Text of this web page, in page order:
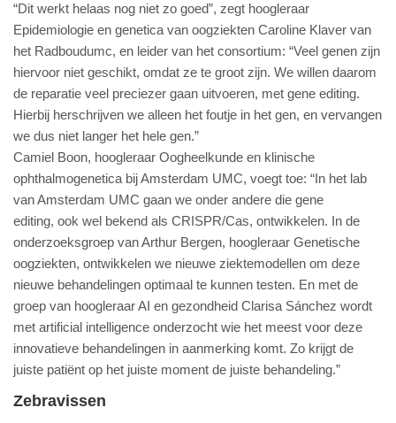
“Dit werkt helaas nog niet zo goed”, zegt hoogleraar
Epidemiologie en genetica van oogziekten Caroline Klaver van
het Radboudumc, en leider van het consortium: “Veel genen zijn
hiervoor niet geschikt, omdat ze te groot zijn. We willen daarom
de reparatie veel preciezer gaan uitvoeren, met gene editing.
Hierbij herschrijven we alleen het foutje in het gen, en vervangen
we dus niet langer het hele gen.”
Camiel Boon, hoogleraar Oogheelkunde en klinische
ophthalmogenetica bij Amsterdam UMC, voegt toe: “In het lab
van Amsterdam UMC gaan we onder andere die gene
editing, ook wel bekend als CRISPR/Cas, ontwikkelen. In de
onderzoeksgroep van Arthur Bergen, hoogleraar Genetische
oogziekten, ontwikkelen we nieuwe ziektemodellen om deze
nieuwe behandelingen optimaal te kunnen testen. En met de
groep van hoogleraar AI en gezondheid Clarisa Sánchez wordt
met artificial intelligence onderzocht wie het meest voor deze
innovatieve behandelingen in aanmerking komt. Zo krijgt de
juiste patiënt op het juiste moment de juiste behandeling.”
Zebravissen